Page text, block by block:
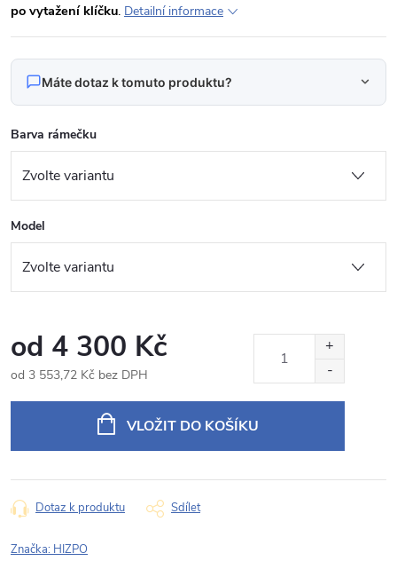
po vytažení klíčku. Detailní informace
Máte dotaz k tomuto produktu?
Napište nám svůj dotaz
Odpovídáme v pracovní dny do 24 hodin na váš e‑mail.
Produkt:
E‑mail
Barva rámečku
Model
od 4 300 Kč
od 3 553,72 Kč bez DPH
VLOŽIT DO KOŠÍKU
Dotaz k produktu Sdílet
Značka: HIZPO